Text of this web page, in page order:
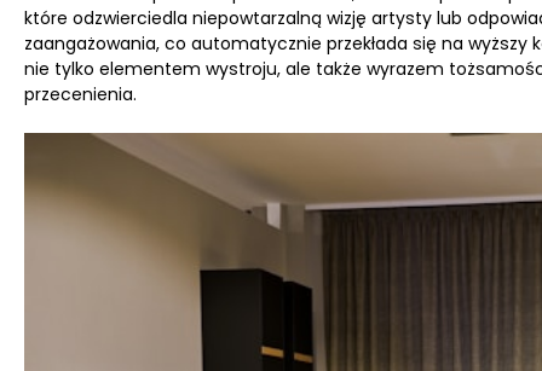
które odzwierciedla niepowtarzalną wizję artysty lub
zaangażowania, co automatycznie przekłada się na
nie tylko elementem wystroju, ale także wyrazem
przecenienia.